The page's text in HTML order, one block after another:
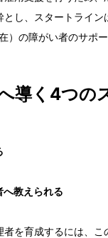
し、スタートライン
）の障がい者のサポ
へ導く4つの
教えられる
者を育成するには、